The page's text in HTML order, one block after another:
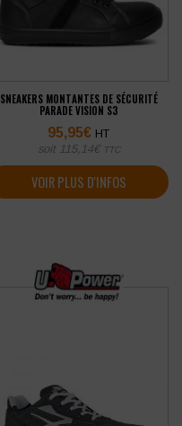
SNEAKERS MONTANTES DE SÉCURITÉ
PARADE VISION S3
95,95€ HT
soit 115,14€ TTC
VOIR PLUS D'INFOS